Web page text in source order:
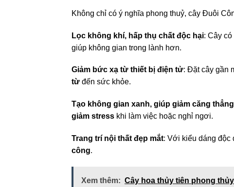
Không chỉ có ý nghĩa phong thuỷ, cây Đuôi
Lọc không khí, hấp thụ chất độc hại: Cây
giúp không gian trong lành hơn.
Giảm bức xạ từ thiết bị điện tử: Đặt cây gần
từ đến sức khỏe.
Tạo không gian xanh, giúp giảm căng thẳng
giảm stress khi làm việc hoặc nghỉ ngơi.
Trang trí nội thất đẹp mắt: Với kiểu dáng độc
công.
Xem thêm: Cây hoa thủy tiên phong